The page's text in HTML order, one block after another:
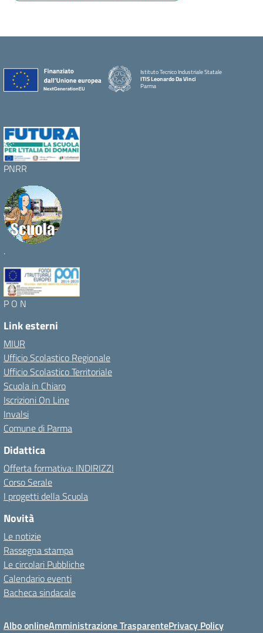
Istituto Tecnico Industriale Statale
ITIS Leonardo Da Vinci
Parma
PNRR
.
P O N
Link esterni
MIUR
Ufficio Scolastico Regionale
Ufficio Scolastico Territoriale
Scuola in Chiaro
Iscrizioni On Line
Invalsi
Comune di Parma
Didattica
Offerta formativa: INDIRIZZI
Corso Serale
I progetti della Scuola
Novità
Le notizie
Rassegna stampa
Le circolari Pubbliche
Calendario eventi
Bacheca sindacale
Albo onlineAmministrazione TrasparentePrivacy Policy